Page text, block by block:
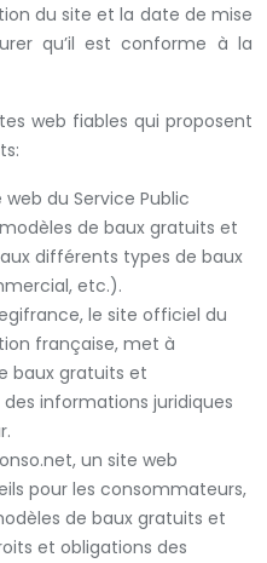
du site et la date de mise
qu’il est conforme à la
web fiables qui proposent
web du Service Public
de baux gratuits et
différents types de baux
etc.).
le site officiel du
française, met à
baux gratuits et
informations juridiques
un site web
pour les consommateurs,
de baux gratuits et
et obligations des